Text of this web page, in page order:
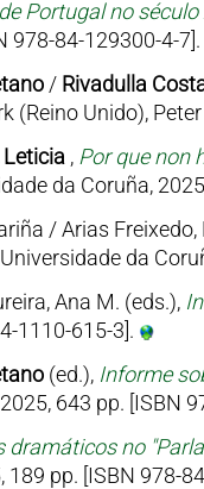
Portugal no
978-84-129300-4-7].
/ Rivadulla
(Reino Unido),
Leticia , Por que non
da Coruña,
/ Arias
da
Ana M. (eds.),
1110-615-3].
(ed.), Informe
643 pp.
dramáticos no
pp. [ISBN 978-